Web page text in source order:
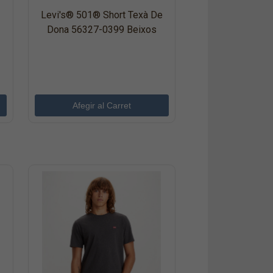
Levi's® 501® Short Texà De
Dona 56327-0399 Beixos